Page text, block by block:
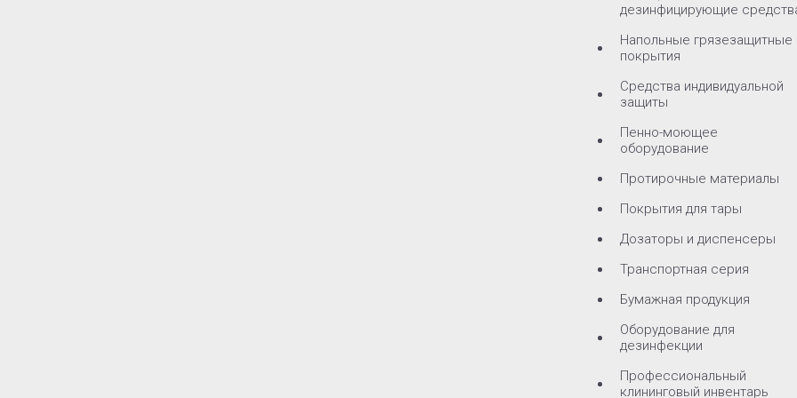
дезинфицирующие
Напольные грязезащитные
покрытия
Средства индивидуальной
защиты
Пенно-моющее
оборудование
Протирочные материалы
Покрытия для тары
Дозаторы и диспенсеры
Транспортная серия
Бумажная продукция
Оборудование для
дезинфекции
Профессиональный
клининговый инвентарь